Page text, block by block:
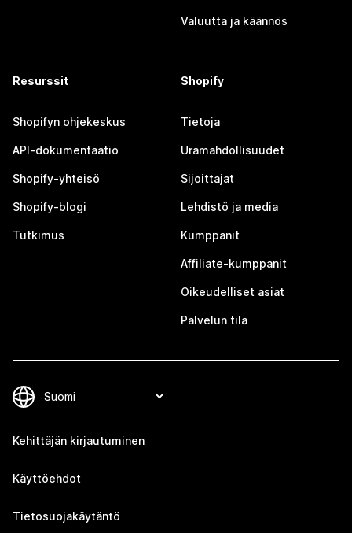
Valuutta ja käännös
Resurssit
Shopifyn ohjekeskus
API-dokumentaatio
Shopify-yhteisö
Shopify-blogi
Tutkimus
Shopify
Tietoja
Uramahdollisuudet
Sijoittajat
Lehdistö ja media
Kumppanit
Affiliate-kumppanit
Oikeudelliset asiat
Palvelun tila
Kehittäjän kirjautuminen
Käyttöehdot
Tietosuojakäytäntö